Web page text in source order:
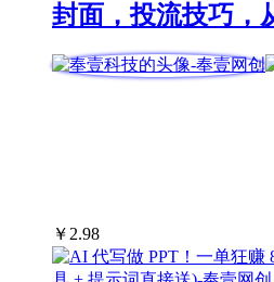
封面，投流技巧，
￥ 2.98